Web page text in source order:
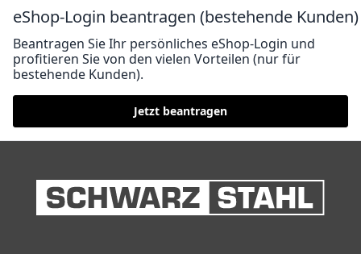
eShop-Login beantragen (bestehende Kunden)
Beantragen Sie Ihr persönliches eShop-Login und
profitieren Sie von den vielen Vorteilen (nur für
bestehende Kunden).
Jetzt beantragen